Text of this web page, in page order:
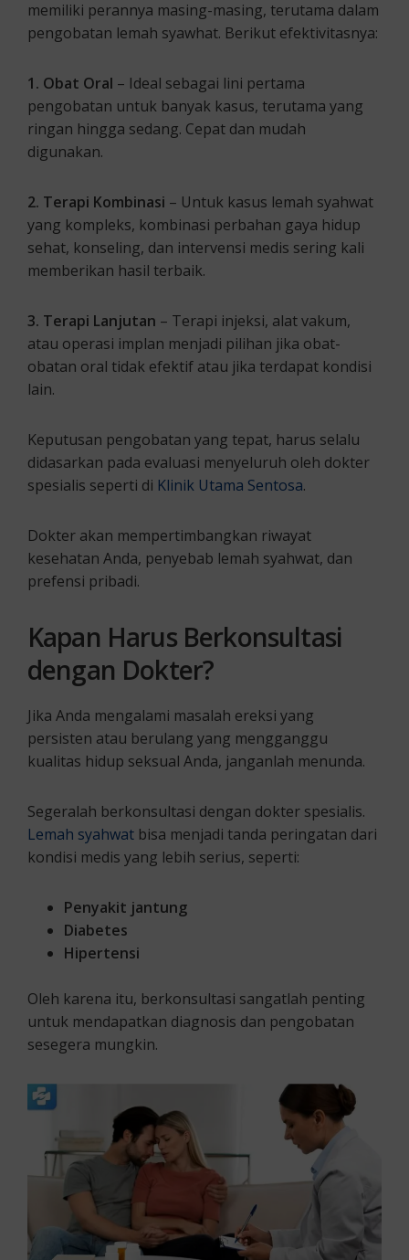
memiliki perannya masing-masing, terutama dalam
pengobatan lemah syawhat. Berikut efektivitasnya:
1. Obat Oral – Ideal sebagai lini pertama
pengobatan untuk banyak kasus, terutama yang
ringan hingga sedang. Cepat dan mudah
digunakan.
2. Terapi Kombinasi – Untuk kasus lemah syahwat
yang kompleks, kombinasi perbahan gaya hidup
sehat, konseling, dan intervensi medis sering kali
memberikan hasil terbaik.
3. Terapi Lanjutan – Terapi injeksi, alat vakum,
atau operasi implan menjadi pilihan jika obat-
obatan oral tidak efektif atau jika terdapat kondisi
lain.
Keputusan pengobatan yang tepat, harus selalu
didasarkan pada evaluasi menyeluruh oleh dokter
spesialis seperti di Klinik Utama Sentosa.
Dokter akan mempertimbangkan riwayat
kesehatan Anda, penyebab lemah syahwat, dan
prefensi pribadi.
Kapan Harus Berkonsultasi
dengan Dokter?
Jika Anda mengalami masalah ereksi yang
persisten atau berulang yang mengganggu
kualitas hidup seksual Anda, janganlah menunda.
Segeralah berkonsultasi dengan dokter spesialis.
Lemah syahwat bisa menjadi tanda peringatan dari
kondisi medis yang lebih serius, seperti:
Penyakit jantung
Diabetes
Hipertensi
Oleh karena itu, berkonsultasi sangatlah penting
untuk mendapatkan diagnosis dan pengobatan
sesegera mungkin.